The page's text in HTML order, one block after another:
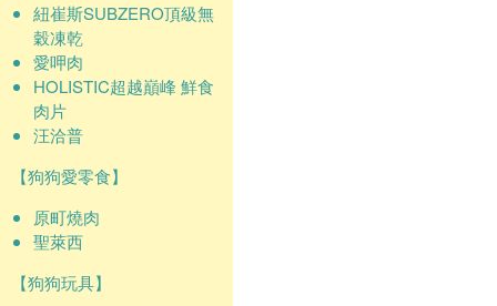
紐崔斯SUBZERO頂級無
穀凍乾
愛呷肉
HOLISTIC超越巔峰 鮮食
肉片
汪洽普
【狗狗愛零食】
原町燒肉
聖萊西
【狗狗玩具】